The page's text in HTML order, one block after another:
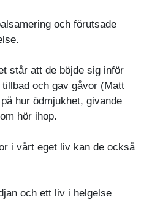
och förutsade
står att de böjde sig inför
och gav gåvor (Matt
hur ödmjukhet, givande
hör ihop.
i vårt eget liv kan de också
och ett liv i helgelse